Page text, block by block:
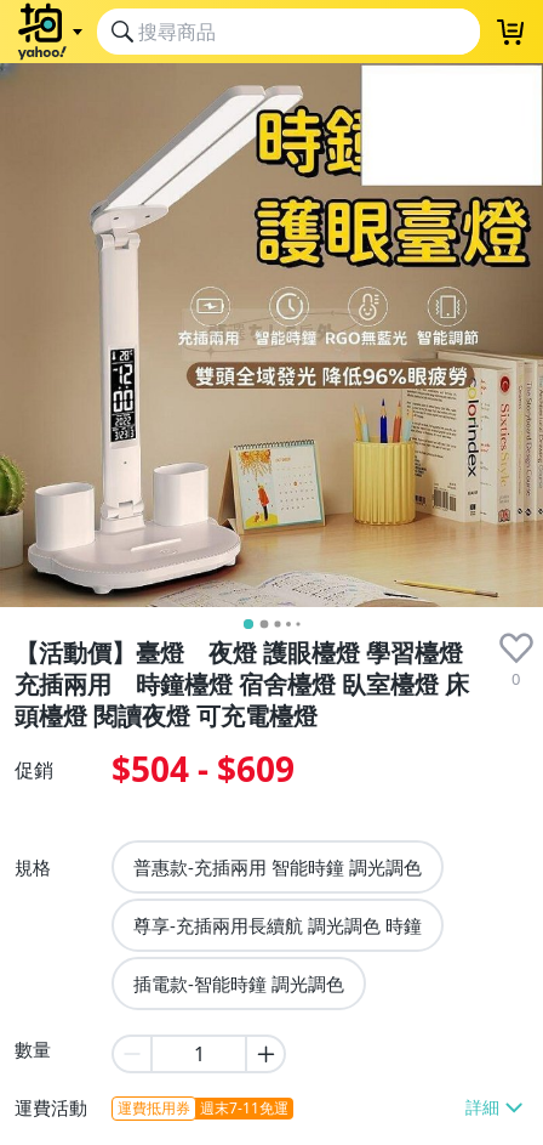
【活動價】臺燈 夜燈 護眼檯燈 學習檯燈
充插兩用 時鐘檯燈 宿舍檯燈 臥室檯燈 床
頭檯燈 閱讀夜燈 可充電檯燈
0
促銷 $504 - $609
規格 普惠款-充插兩用 智能時鐘 調光調色
尊享-充插兩用長續航 調光調色 時鐘
插電款-智能時鐘 調光調色
數量
運費活動 運費抵用券 週末7-11免運